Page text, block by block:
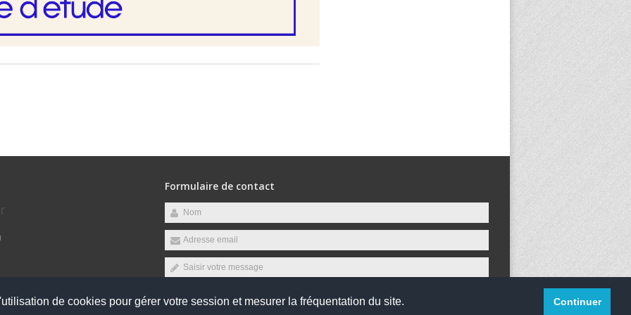
de cookies pour gérer votre session et mesurer la fréquentation du site. Continuer
Formulaire de contact